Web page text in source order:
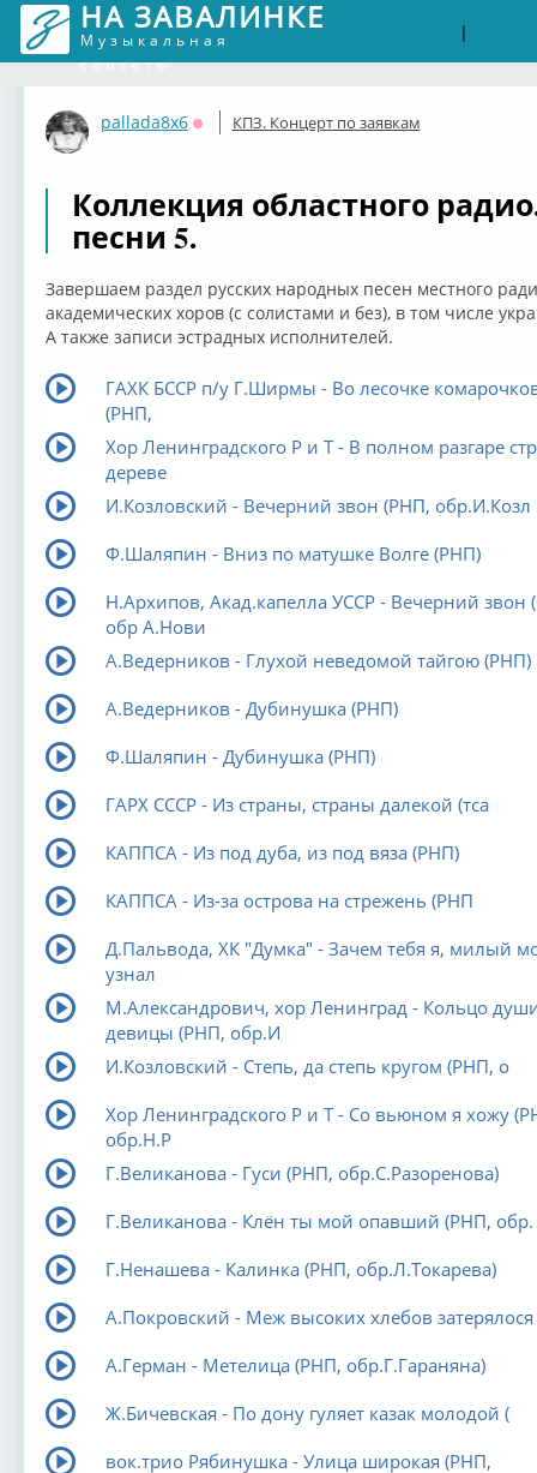
НА ЗАВАЛИНКЕ
Музыкальная
соцсеть
|
pallada8x6
Оффлайн
КПЗ. Концерт по заявкам
Коллекция областного
песни 5.
Завершаем раздел русских народных песен местного
академических хоров (с солистами и без), в том числе
А также записи эстрадных исполнителей.
ГАХК БССР п/у Г.Ширмы - Во лесочке
(РНП,
Хор Ленинградского Р и Т - В полном разгаре
дереве
И.Козловский - Вечерний звон (РНП, обр.И.Козл
Ф.Шаляпин - Вниз по матушке Волге (РНП)
Н.Архипов, Акад.капелла УССР - Вечерний звон
обр А.Нови
А.Ведерников - Глухой неведомой тайгою (РНП)
А.Ведерников - Дубинушка (РНП)
Ф.Шаляпин - Дубинушка (РНП)
ГАРХ СССР - Из страны, страны далекой (тса
КАППСА - Из под дуба, из под вяза (РНП)
КАППСА - Из-за острова на стрежень (РНП
Д.Пальвода, ХК "Думка" - Зачем тебя я, милый
узнал
М.Александрович, хор Ленинград - Кольцо
девицы (РНП, обр.И
И.Козловский - Степь, да степь кругом (РНП, о
Хор Ленинградского Р и Т - Со вьюном я хожу
обр.Н.Р
Г.Великанова - Гуси (РНП, обр.С.Разоренова)
Г.Великанова - Клён ты мой опавший (РНП, обр.
Г.Ненашева - Калинка (РНП, обр.Л.Токарева)
А.Покровский - Меж высоких хлебов затерялося
А.Герман - Метелица (РНП, обр.Г.Гараняна)
Ж.Бичевская - По дону гуляет казак молодой (
вок.трио Рябинушка - Улица широкая (РНП,